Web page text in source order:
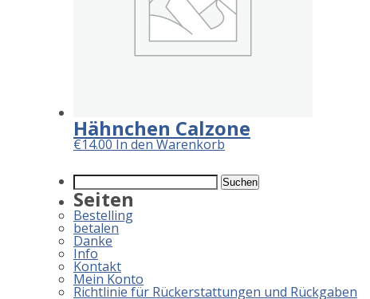
Hähnchen Calzone
€14.00In den Warenkorb
Suchen
nach:
Seiten
Bestelling
betalen
Danke
Info
Kontakt
Mein Konto
Richtlinie für Rückerstattungen und Rückgaben